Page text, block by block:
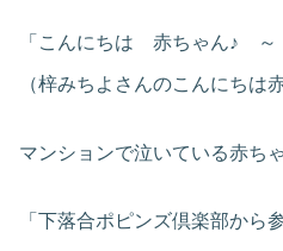
「こんにちは 赤ちゃん♪ ～
（梓みちよさんのこんにちは
マンションで泣いている赤ち
「下落合ポピンズ倶楽部から